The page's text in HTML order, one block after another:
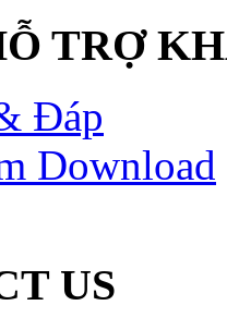
TRỢ
Đáp
Download
US